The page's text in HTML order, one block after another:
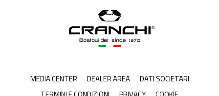
MEDIA CENTER DEALER AREA
DATI SOCIETARI